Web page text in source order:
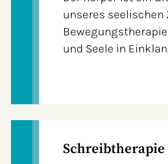
unseres seelischen
und Seele in
Schreibtherapie